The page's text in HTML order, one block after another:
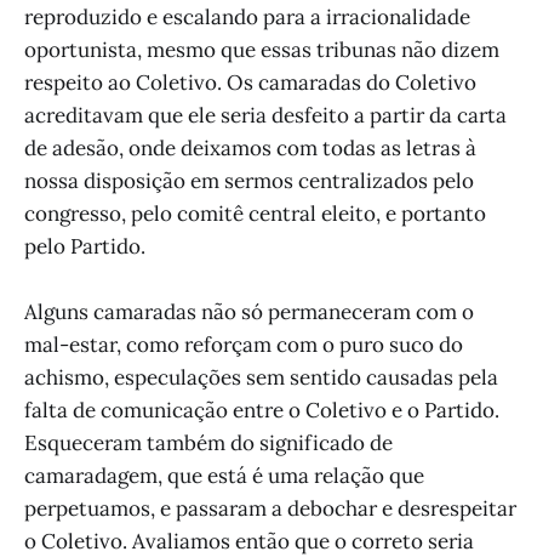
reproduzido e escalando para a irracionalidade
oportunista, mesmo que essas tribunas não dizem
respeito ao Coletivo. Os camaradas do Coletivo
acreditavam que ele seria desfeito a partir da carta
de adesão, onde deixamos com todas as letras à
nossa disposição em sermos centralizados pelo
congresso, pelo comitê central eleito, e portanto
pelo Partido.
Alguns camaradas não só permaneceram com o
mal-estar, como reforçam com o puro suco do
achismo, especulações sem sentido causadas pela
falta de comunicação entre o Coletivo e o Partido.
Esqueceram também do significado de
camaradagem, que está é uma relação que
perpetuamos, e passaram a debochar e desrespeitar
o Coletivo. Avaliamos então que o correto seria